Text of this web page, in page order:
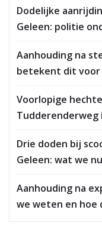
Dodelijke
Geleen: politie
Aanhouding na
betekent dit voor
Voorlopige
Tudderenderweg
Drie doden bij
Geleen: wat we
Aanhouding na
we weten en